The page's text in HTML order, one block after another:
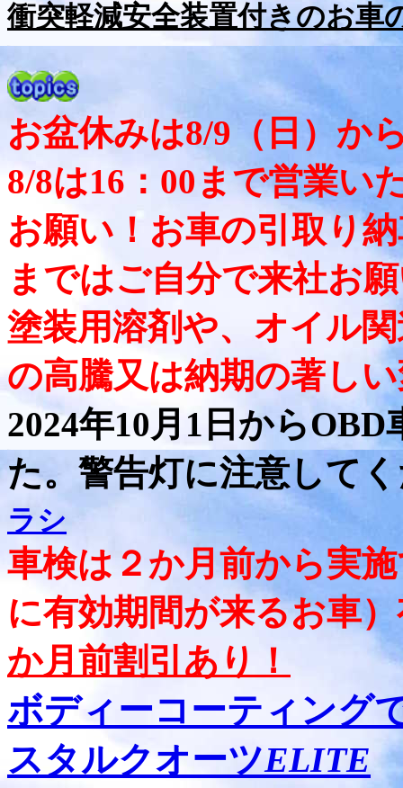
衝突軽減安全装置付きのお車
お盆休みは8/9（日）か
8/8は16：00まで営業い
お願い！お車の引取り
まではご自分で来社お
塗装用溶剤や、オイル
の高騰又は納期の著し
2024年10月1日から
た。警告灯に注意して
ラシ
車検は２か月前から実
に有効期間が来るお車
か月前割引あり！
ボディーコーティング
スタルクオーツELITE